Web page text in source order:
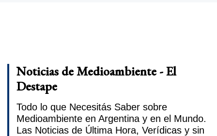
Noticias de Medioambiente - El
Destape
Todo lo que Necesitás Saber sobre
Medioambiente en Argentina y en el Mundo.
Las Noticias de Última Hora, Verídicas y sin